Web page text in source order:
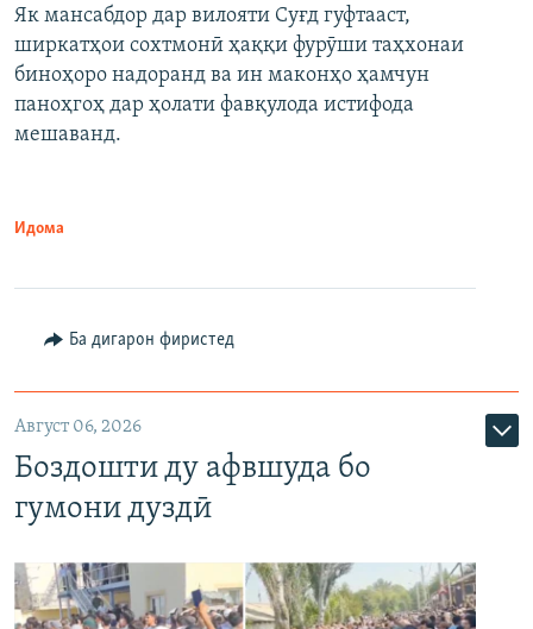
Як мансабдор дар вилояти Суғд гуфтааст,
ширкатҳои сохтмонӣ ҳаққи фурӯши таҳхонаи
биноҳоро надоранд ва ин маконҳо ҳамчун
паноҳгоҳ дар ҳолати фавқулода истифода
мешаванд.
Идома
Ба дигарон фиристед
Август 06, 2026
Боздошти ду афвшуда бо
гумони дуздӣ